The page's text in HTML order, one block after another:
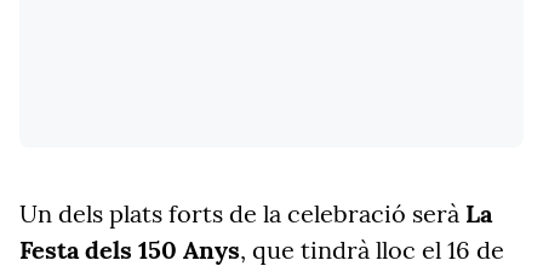
Un dels plats forts de la celebració serà La
Festa dels 150 Anys, que tindrà lloc el 16 de